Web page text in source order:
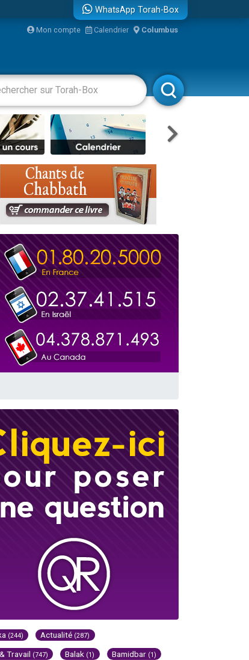
WhatsApp Torah-Box
Mon compte Calendrier Columbus
Livres Rabbanim
(244) Actualité (287)
Travail (747) Balak (1) Bamidbar (1)